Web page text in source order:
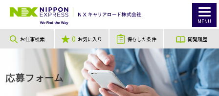
MENU
お仕事検索 0 お気に入り 保存した条件 閲覧履歴
応募フォーム